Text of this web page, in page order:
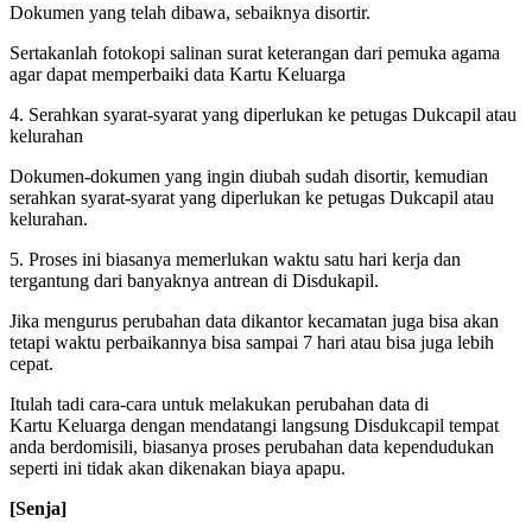
Dokumen yang telah dibawa, sebaiknya disortir.
Sertakanlah fotokopi salinan surat keterangan dari pemuka agama
agar dapat memperbaiki data Kartu Keluarga
4. Serahkan syarat-syarat yang diperlukan ke petugas Dukcapil atau
kelurahan
Dokumen-dokumen yang ingin diubah sudah disortir, kemudian
serahkan syarat-syarat yang diperlukan ke petugas Dukcapil atau
kelurahan.
5. Proses ini biasanya memerlukan waktu satu hari kerja dan
tergantung dari banyaknya antrean di Disdukapil.
Jika mengurus perubahan data dikantor kecamatan juga bisa akan
tetapi waktu perbaikannya bisa sampai 7 hari atau bisa juga lebih
cepat.
Itulah tadi cara-cara untuk melakukan perubahan data di
Kartu Keluarga dengan mendatangi langsung Disdukcapil tempat
anda berdomisili, biasanya proses perubahan data kependudukan
seperti ini tidak akan dikenakan biaya apapu.
[Senja]